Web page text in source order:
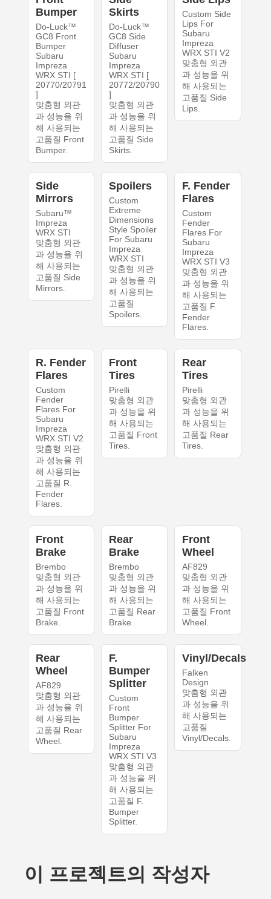
Bumper
Do-Luck™
GC8 Front
Bumper
Subaru
Impreza
WRX STI [
20770/20791
]
맞춤형 외관
과 성능을 위
해 사용되는
고품질 Front
Bumper.
Skirts
Do-Luck™
GC8 Side
Diffuser
Subaru
Impreza
WRX STI [
20772/20790
]
맞춤형 외관
과 성능을 위
해 사용되는
고품질 Side
Skirts.
Custom Side
Lips For
Subaru
Impreza
WRX STI V2
맞춤형 외관
과 성능을 위
해 사용되는
고품질 Side
Lips.
Side
Mirrors
Subaru™
Impreza
WRX STI
맞춤형 외관
과 성능을 위
해 사용되는
고품질 Side
Mirrors.
Spoilers
Custom
Extreme
Dimensions
Style Spoiler
For Subaru
Impreza
WRX STI
맞춤형 외관
과 성능을 위
해 사용되는
고품질
Spoilers.
F. Fender
Flares
Custom
Fender
Flares For
Subaru
Impreza
WRX STI V3
맞춤형 외관
과 성능을 위
해 사용되는
고품질 F.
Fender
Flares.
R. Fender
Flares
Custom
Fender
Flares For
Subaru
Impreza
WRX STI V2
맞춤형 외관
과 성능을 위
해 사용되는
고품질 R.
Fender
Flares.
Front
Tires
Pirelli
맞춤형 외관
과 성능을 위
해 사용되는
고품질 Front
Tires.
Rear
Tires
Pirelli
맞춤형 외관
과 성능을 위
해 사용되는
고품질 Rear
Tires.
Front
Brake
Brembo
맞춤형 외관
과 성능을 위
해 사용되는
고품질 Front
Brake.
Rear
Brake
Brembo
맞춤형 외관
과 성능을 위
해 사용되는
고품질 Rear
Brake.
Front
Wheel
AF829
맞춤형 외관
과 성능을 위
해 사용되는
고품질 Front
Wheel.
Rear
Wheel
AF829
맞춤형 외관
과 성능을 위
해 사용되는
고품질 Rear
Wheel.
F.
Bumper
Splitter
Custom
Front
Bumper
Splitter For
Subaru
Impreza
WRX STI V3
맞춤형 외관
과 성능을 위
해 사용되는
고품질 F.
Bumper
Splitter.
Vinyl/Decals
Falken
Design
맞춤형 외관
과 성능을 위
해 사용되는
고품질
Vinyl/Decals.
이 프로젝트의 작성자